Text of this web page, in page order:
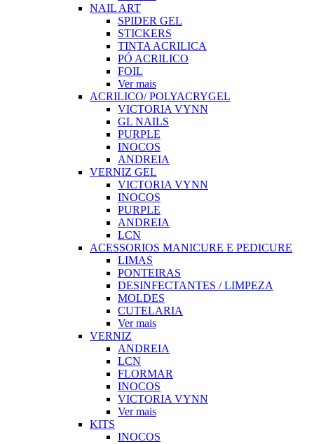
NAIL ART
SPIDER GEL
STICKERS
TINTA ACRILICA
PÓ ACRILICO
FOIL
Ver mais
ACRILICO/ POLYACRYGEL
VICTORIA VYNN
GL NAILS
PURPLE
INOCOS
ANDREIA
VERNIZ GEL
VICTORIA VYNN
INOCOS
PURPLE
ANDREIA
LCN
ACESSORIOS MANICURE E PEDICURE
LIMAS
PONTEIRAS
DESINFECTANTES / LIMPEZA
MOLDES
CUTELARIA
Ver mais
VERNIZ
ANDREIA
LCN
FLORMAR
INOCOS
VICTORIA VYNN
Ver mais
KITS
INOCOS